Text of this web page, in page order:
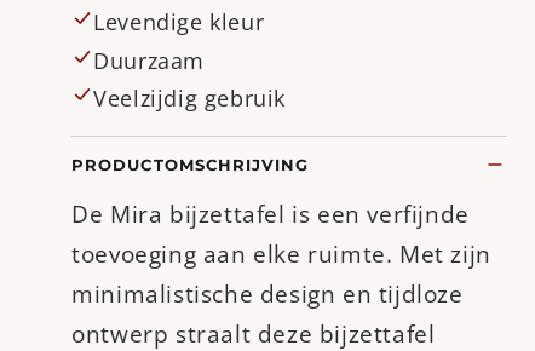
Levendige kleur
Duurzaam
Veelzijdig gebruik
PRODUCTOMSCHRIJVING
De Mira bijzettafel is een verfijnde
toevoeging aan elke ruimte. Met zijn
minimalistische design en tijdloze
ontwerp straalt deze bijzettafel